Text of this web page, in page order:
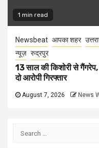
1 min read
Newsbeat आपका शहर
न्यूज़ रुद्रपुर
13 साल की किशोरी से
दो आरोपी गिरफ्तार
August 7, 2026 News
Search